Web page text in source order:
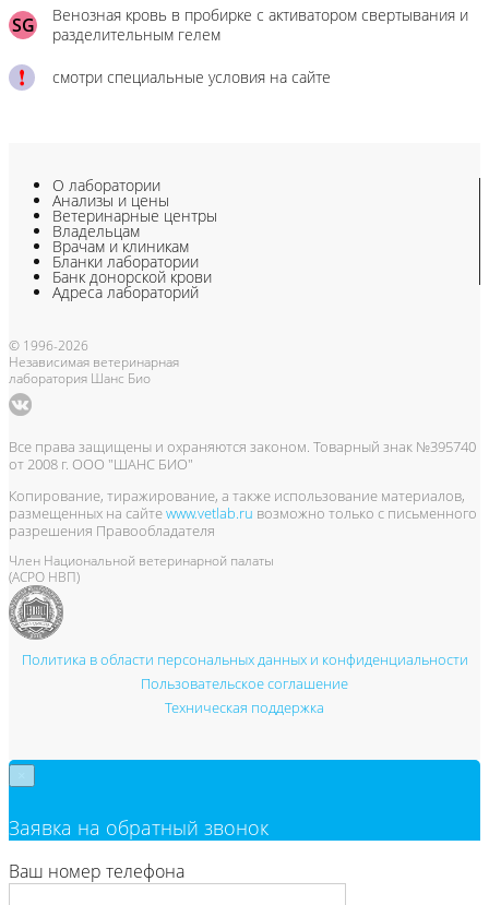
SG
Венозная кровь в пробирке с активатором свертывания и
разделительным гелем
смотри специальные условия на сайте
О лаборатории
Анализы и цены
Ветеринарные центры
Владельцам
Врачам и клиникам
Бланки лаборатории
Банк донорской крови
Адреса лабораторий
© 1996-2026
Независимая ветеринарная
лаборатория Шанс Био
Все права защищены и охраняются законом. Товарный знак №395740
от 2008 г. ООО "ШАНС БИО"
Копирование, тиражирование, а также использование материалов,
размещенных на сайтеwww.vetlab.ru возможно только с письменного
разрешения Правообладателя
Член Национальной ветеринарной палаты
(АСРО НВП)
Политика в области персональных данных и конфиденциальности
Пользовательское соглашение
Техническая поддержка
Заявка на обратный звонок
Ваш номер телефона